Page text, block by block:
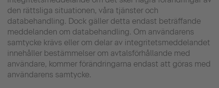
den rättsliga situationen, våra tjänster och
databehandling. Dock gäller detta endast beträffande
meddelanden om databehandling. Om användarens
samtycke krävs eller om delar av integritetsmeddelandet
innehåller bestämmelser om avtalsförhållande med
användare, kommer förändringarna endast att göras med
användarens samtycke.